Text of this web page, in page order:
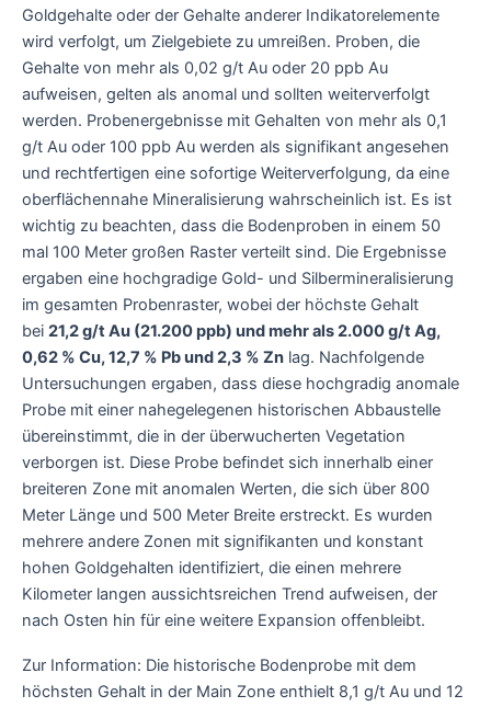
Goldgehalte oder der Gehalte anderer Indikatorelemente
wird verfolgt, um Zielgebiete zu umreißen. Proben, die
Gehalte von mehr als 0,02 g/t Au oder 20 ppb Au
aufweisen, gelten als anomal und sollten weiterverfolgt
werden. Probenergebnisse mit Gehalten von mehr als 0,1
g/t Au oder 100 ppb Au werden als signifikant angesehen
und rechtfertigen eine sofortige Weiterverfolgung, da eine
oberflächennahe Mineralisierung wahrscheinlich ist. Es ist
wichtig zu beachten, dass die Bodenproben in einem 50
mal 100 Meter großen Raster verteilt sind. Die Ergebnisse
ergaben eine hochgradige Gold- und Silbermineralisierung
im gesamten Probenraster, wobei der höchste Gehalt
bei 21,2 g/t Au (21.200 ppb) und mehr als 2.000 g/t Ag,
0,62 % Cu, 12,7 % Pb und 2,3 % Zn lag. Nachfolgende
Untersuchungen ergaben, dass diese hochgradig anomale
Probe mit einer nahegelegenen historischen Abbaustelle
übereinstimmt, die in der überwucherten Vegetation
verborgen ist. Diese Probe befindet sich innerhalb einer
breiteren Zone mit anomalen Werten, die sich über 800
Meter Länge und 500 Meter Breite erstreckt. Es wurden
mehrere andere Zonen mit signifikanten und konstant
hohen Goldgehalten identifiziert, die einen mehrere
Kilometer langen aussichtsreichen Trend aufweisen, der
nach Osten hin für eine weitere Expansion offenbleibt.
Zur Information: Die historische Bodenprobe mit dem
höchsten Gehalt in der Main Zone enthielt 8,1 g/t Au und 12